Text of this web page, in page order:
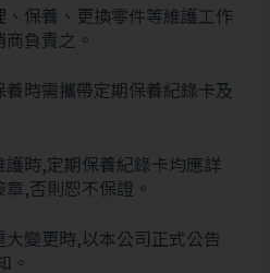
保養、更換零件等維護工作
負責之。
時需攜帶定期保養紀錄卡及
時,定期保養紀錄卡均應詳
,否則恕不保證。
變更時,以本公司正式公告
。